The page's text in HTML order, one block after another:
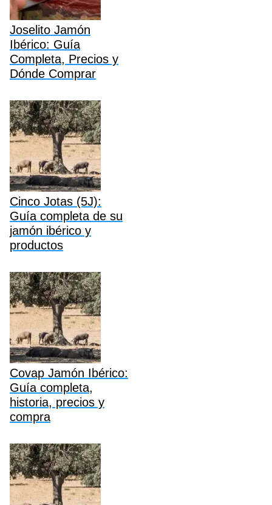
Joselito Jamón
Ibérico: Guía
Completa, Precios y
Dónde Comprar
Cinco Jotas (5J):
Guía completa de su
jamón ibérico y
productos
Covap Jamón Ibérico:
Guía completa,
historia, precios y
compra